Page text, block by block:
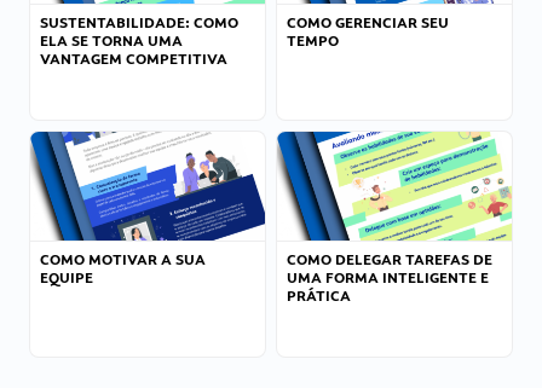
SUSTENTABILIDADE: COMO
ELA SE TORNA UMA
VANTAGEM COMPETITIVA
COMO GERENCIAR SEU
TEMPO
COMO MOTIVAR A SUA
EQUIPE
COMO DELEGAR TAREFAS DE
UMA FORMA INTELIGENTE E
PRÁTICA